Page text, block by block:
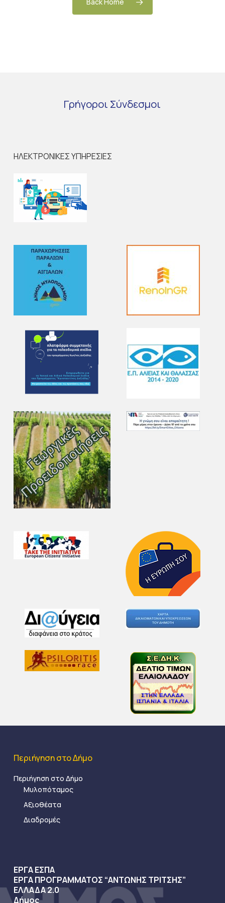
Back Home
Γρήγοροι Σύνδεσμοι
ΗΛΕΚΤΡΟΝΙΚΕΣ ΥΠΗΡΕΣΙΕΣ
Περιήγηση στο Δήμο
Περιήγηση στο Δήμο
Μυλοπόταμος
Αξιοθέατα
Διαδρομές
ΕΡΓΑ ΕΣΠΑ
ΕΡΓΑ ΠΡΟΓΡΑΜΜΑΤΟΣ “ΑΝΤΩΝΗΣ ΤΡΙΤΣΗΣ”
ΕΛΛΑΔΑ 2.0
Δήμος